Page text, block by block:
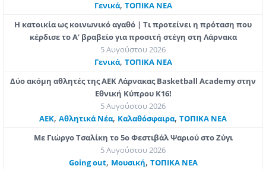
Γενικά, ΤΟΠΙΚΑ ΝΕΑ
Η κατοικία ως κοινωνικό αγαθό | Τι προτείνει η πρόταση που
κέρδισε το Α’ βραβείο για προσιτή στέγη στη Λάρνακα
5 Αυγούστου 2026
Γενικά, ΤΟΠΙΚΑ ΝΕΑ
Δύο ακόμη αθλητές της ΑΕΚ Λάρνακας Basketball Academy στην
Εθνική Κύπρου Κ16!
5 Αυγούστου 2026
ΑΕΚ, Αθλητικά Νέα, Καλαθόσφαιρα, ΤΟΠΙΚΑ ΝΕΑ
Με Γιώργο Τσαλίκη το 5ο Φεστιβάλ Ψαριού στο Ζύγι
5 Αυγούστου 2026
Going out, Μουσική, ΤΟΠΙΚΑ ΝΕΑ